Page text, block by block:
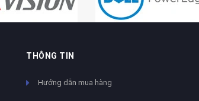
THÔNG TIN
Hướng dẫn mua hàng